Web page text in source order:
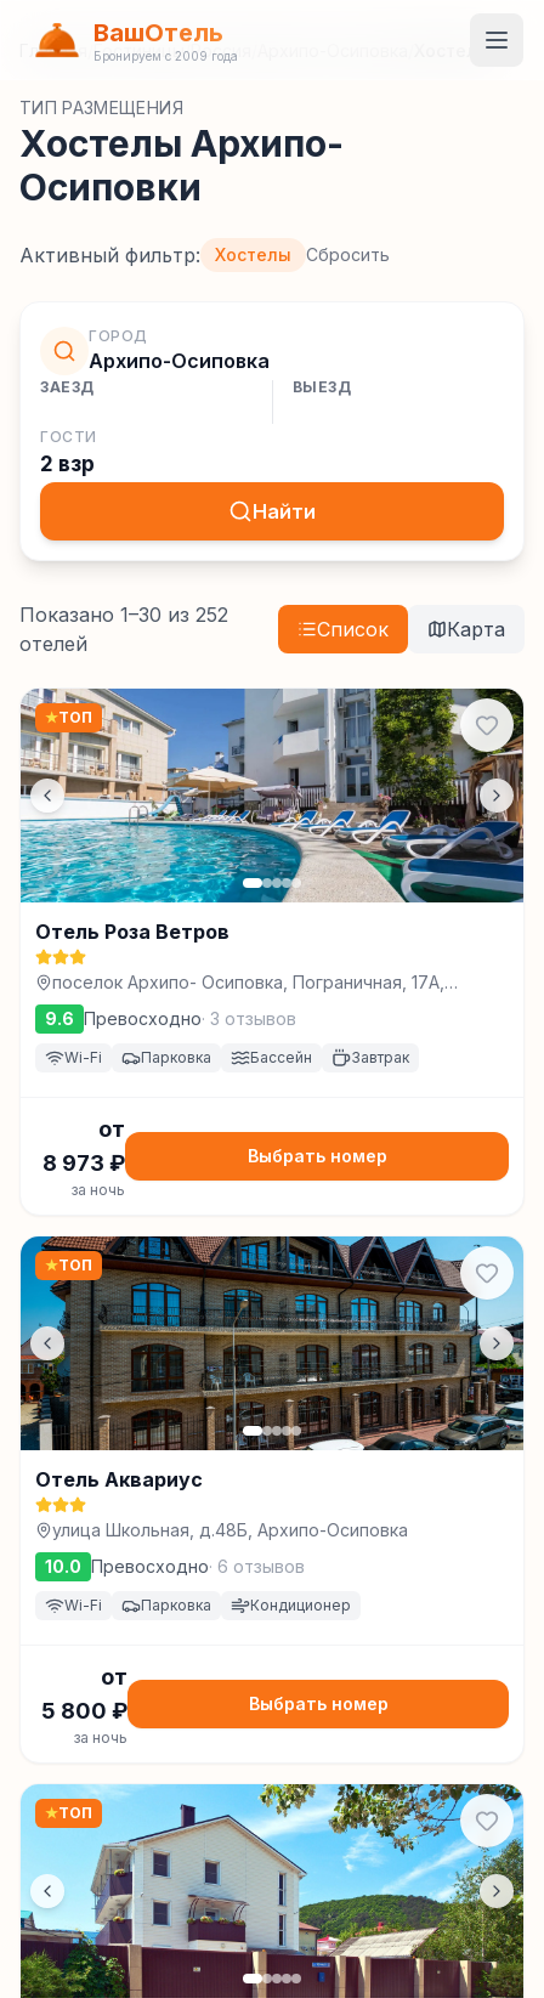
ВашОтель
Бронируем с 2009 года
Главная Гостиницы/Россия Хостелы
ТИП РАЗМЕЩЕНИЯ
Хостелы Архипо-
Осиповки
Активный фильтр: Хостелы Сбросить
ГОРОД
Архипо-Осиповка
ЗАЕЗД ВЫЕЗД
ГОСТИ
2 взр
Найти
Показано 1–30 из 252
отелей
Список Карта
★ТОП
Отель Роза Ветров
поселок Архипо- Осиповка, Пограничная, 17А,
Архипо-Осиповка
9.6 Превосходно· 3 отзывов
Wi-Fi Парковка Бассейн Завтрак
от
8 973 ₽
за ночь
Выбрать номер
★ТОП
Отель Аквариус
улица Школьная, д.48Б, Архипо-Осиповка
10.0 Превосходно· 6 отзывов
Wi-Fi Парковка Кондиционер
от
5 800 ₽
за ночь
Выбрать номер
★ТОП